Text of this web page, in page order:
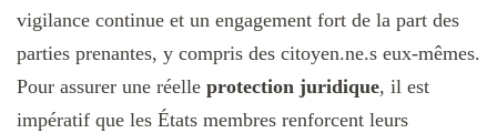
vigilance continue et un engagement fort de la part des
parties prenantes, y compris des citoyen.ne.s eux-mêmes.
Pour assurer une réelle protection juridique, il est
impératif que les États membres renforcent leurs